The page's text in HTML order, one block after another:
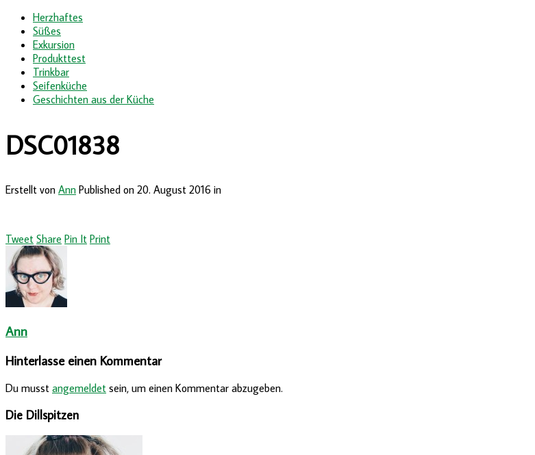
Herzhaftes
Süßes
Exkursion
Produkttest
Trinkbar
Seifenküche
Geschichten aus der Küche
DSC01838
Erstellt von Ann Published on 20. August 2016 in
Tweet Share Pin It Print
Ann
Hinterlasse einen Kommentar
Du musst angemeldet sein, um einen Kommentar abzugeben.
Die Dillspitzen